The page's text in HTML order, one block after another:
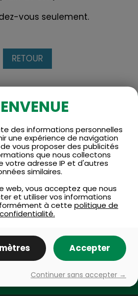
vous seulement.
RETOUR
avez des
?
fréquemment
posées
avec nous
des informations personnelles
une expérience de navigation
vous proposer des publicités
que nous collectons
votre adresse IP et d'autres
similaires.
web, vous acceptez que nous
et utiliser vos informations
à cette politique de
confidentialité.
Accepter
Continuer sans accepter →